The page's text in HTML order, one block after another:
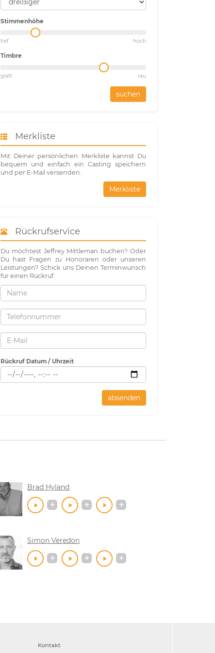
Stimmenhöhe
tief hoch
Timbre
glatt rau
suchen
Merkliste
Mit Deiner persönlichen Merkliste kannst Du
bequem und einfach ein Casting speichern
und per E-Mail versenden.
Merkliste
Rückrufservice
Du möchtest Jeffrey Mittleman buchen? Oder
Du hast Fragen zu Honoraren oder unseren
Leistungen? Schick uns Deinen Terminwunsch
für einen Rückruf.
Rückruf Datum / Uhrzeit
absenden
Brad Hyland
Simon Veredon
Kontakt